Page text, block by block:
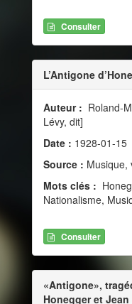
Consulter
L’Antigone
Auteur : Roland-
Lévy, dit]
Date : 1928-01-15
Source : Musique,
Mots clés :
Nationalisme,
Consulter
«Antigone»,
Honegger et